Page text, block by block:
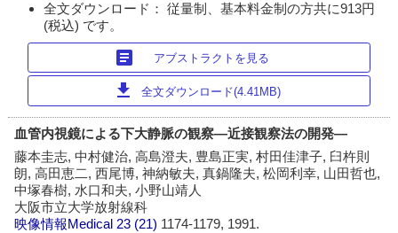
全文ダウンロード： 従量制、基本料金制の方共に913円
(税込) です。
article アブストラクトを見る
download 全文ダウンロード(4.41MB)
血管内視鏡による下大静脈の観察―近接観察法の開発―
藤本圭志, 中村健治, 高島澄夫, 豊島正実, 村田佳津子, 臼杵則
朗, 高田恵二, 西尾博, 神納敏夫, 真鍋隆夫, 松岡利幸, 山田哲也,
中塚春樹, 水口和夫, 小野山靖人
大阪市立大学放射線科
映像情報Medical 23 (21) 1174-1179, 1991.